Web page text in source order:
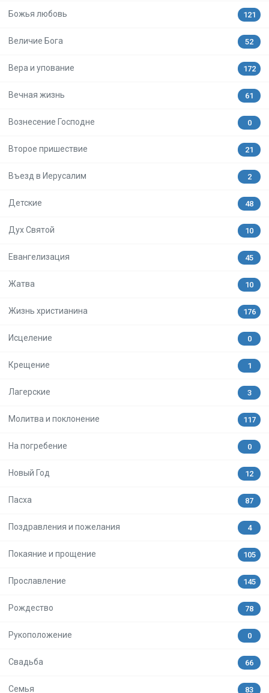
Божья любовь 121
Величие Бога 52
Вера и упование 172
Вечная жизнь 61
Вознесение Господне 0
Второе пришествие 21
Въезд в Иерусалим 2
Детские 48
Дух Святой 10
Евангелизация 45
Жатва 10
Жизнь христианина 176
Исцеление 0
Крещение 1
Лагерские 3
Молитва и поклонение 117
На погребение 0
Новый Год 12
Пасха 87
Поздравления и пожелания 4
Покаяние и прощение 105
Прославление 145
Рождество 78
Рукоположение 0
Свадьба 66
Семья 83